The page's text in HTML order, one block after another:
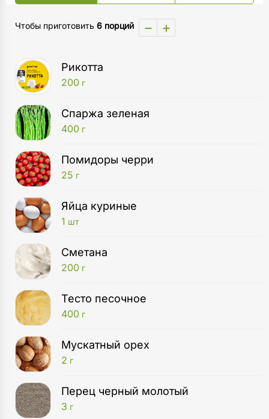
Чтобы приготовить 6 порций − +
Рикотта
200 г
Спаржа зеленая
400 г
Помидоры черри
25 г
Яйца куриные
1 шт
Сметана
200 г
Тесто песочное
400 г
Мускатный орех
2 г
Перец черный молотый
3 г